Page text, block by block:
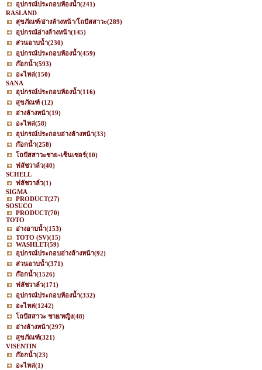
อุปกรณ์ประกอบห้องน้ำ(241)
RASLAND
สุขภัณฑ์/อ่างล้างหน้า/โถปัสสาวะ(289)
อุปกรณ์อ่างล้างหน้า(145)
ส่วนอาบน้ำ(230)
อุปกรณ์ประกอบห้องน้ำ(459)
ก๊อกน้ำ(593)
อะไหล่(150)
SANA
อุปกรณ์ประกอบห้องน้ำ(116)
สุขภัณฑ์ (12)
อ่างล้างหน้า(19)
อะไหล่(58)
อุปกรณ์ประกอบอ่างล้างหน้า(33)
ก๊อกน้ำ(258)
โถปัสสาวะชาย+เซ็นเซอร์(10)
ฟลัชวาล์ว(40)
SCHELL
ฟลัชวาล์ว(1)
SIGMA
PRODUCT(27)
SOSUCO
PRODUCT(70)
TOTO
อ่างอาบน้ำ(153)
TOTO (SV)(15)
WASHLET(59)
อุปกรณ์ประกอบอ่างล้างหน้า(92)
ส่วนอาบน้ำ(371)
ก๊อกน้ำ(1526)
ฟลัชวาล์ว(171)
อุปกรณ์ประกอบห้องน้ำ(332)
อะไหล่(1242)
โถปัสสาวะ ชาย/หญิง(48)
อ่างล้างหน้า(297)
สุขภัณฑ์(321)
VISENTIN
ก๊อกน้ำ(23)
อะไหล่(1)